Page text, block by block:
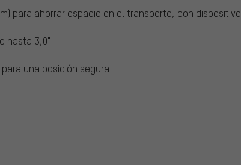
para ahorrar espacio en el transporte, con dispositivo
hasta 3,0"
una posición segura